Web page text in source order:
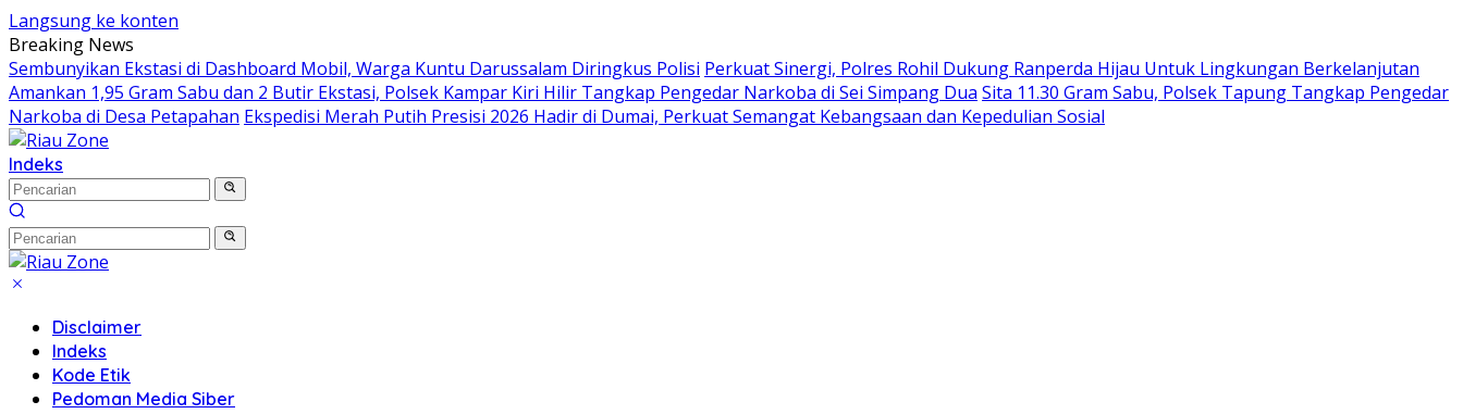
Langsung ke konten
Breaking News
Sembunyikan Ekstasi di Dashboard Mobil, Warga Kuntu Darussalam Diringkus Polisi Perkuat Sinergi, Polres Rohil Dukung Ranperda Hijau Untuk Lingkungan Berkelanjutan
Amankan 1,95 Gram Sabu dan 2 Butir Ekstasi, Polsek Kampar Kiri Hilir Tangkap Pengedar Narkoba di Sei Simpang Dua Sita 11.30 Gram Sabu, Polsek Tapung Tangkap Pengedar
Narkoba di Desa Petapahan Ekspedisi Merah Putih Presisi 2026 Hadir di Dumai, Perkuat Semangat Kebangsaan dan Kepedulian Sosial
Indeks
Disclaimer
Indeks
Kode Etik
Pedoman Media Siber